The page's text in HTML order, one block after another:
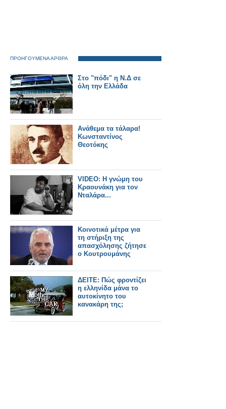
ΠΡΟΗΓΟΥΜΕΝΑ ΑΡΘΡΑ
Στο "πόδι" η Ν.Δ σε
όλη την Ελλάδα
Ανάθεμα τα τάλαρα!
Κωνσταντίνος
Θεοτόκης
VIDEO: Η γνώμη του
Κραουνάκη για τον
Νταλάρα...
Κοινοτικά μέτρα για
τη στήριξη της
απασχόλησης ζήτησε
ο Κουτρουμάνης
ΔΕΙΤΕ: Πώς φροντίζει
η ελληνίδα μάνα το
αυτοκίνητο του
κανακάρη της;